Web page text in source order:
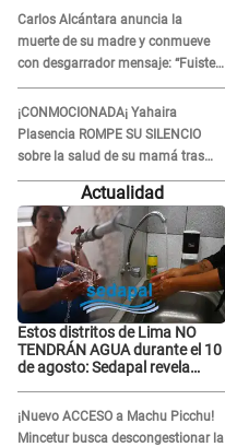
Carlos Alcántara anuncia la
muerte de su madre y conmueve
con desgarrador mensaje: “Fuiste
una gran mujer”
¡CONMOCIONADA¡ Yahaira
Plasencia ROMPE SU SILENCIO
sobre la salud de su mamá tras
APARECER en centro oncológico:
“La oración tiene poder”
Actualidad
Estos distritos de Lima NO
TENDRÁN AGUA durante el 10
de agosto: Sedapal revela
¡Nuevo ACCESO a Machu Picchu!
Mincetur busca descongestionar la